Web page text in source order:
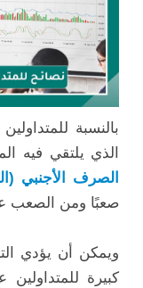
بالنسبة
الذي يلتقي فيه
الصرف الأجنبي
صعبًا ومن الصعب
ويمكن أن يؤدي
كبيرة